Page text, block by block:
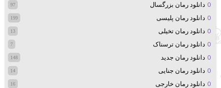
دانلود رمان بزرگسال 97
دانلود رمان پلیسی 199
دانلود رمان تخیلی 13
دانلود رمان ترسناک 7
دانلود رمان جدید 148
دانلود رمان جنایی 14
دانلود رمان خارجی 16